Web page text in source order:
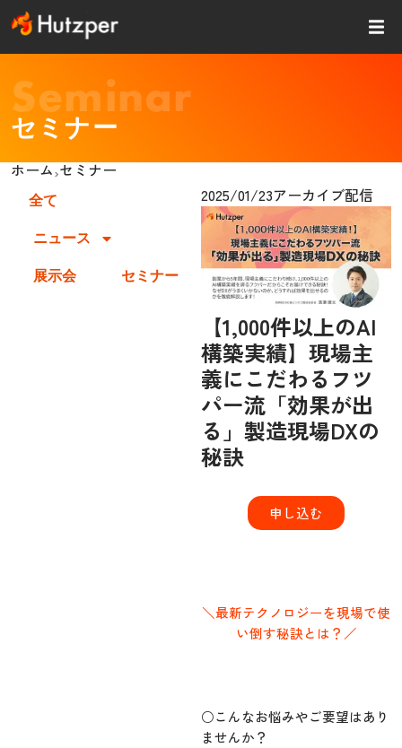
容
を
キッSeminar
セミナー
ホーム›セミナー
全て
ニュース
展示会 セミナー
2025/01/23アーカイブ配信
【1,000件以上のAI
構築実績】現場主
義にこだわるフツ
パー流「効果が出
る」製造現場DXの
秘訣
申し込む
＼最新テクノロジーを現場で使
い倒す秘訣とは？／
○こんなお悩みやご要望はあり
ませんか？